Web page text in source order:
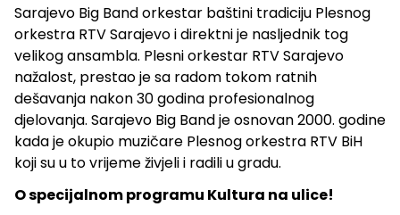
Sarajevo Big Band orkestar baštini tradiciju Plesnog
orkestra RTV Sarajevo i direktni je nasljednik tog
velikog ansambla. Plesni orkestar RTV Sarajevo
nažalost, prestao je sa radom tokom ratnih
dešavanja nakon 30 godina profesionalnog
djelovanja. Sarajevo Big Band je osnovan 2000. godine
kada je okupio muzičare Plesnog orkestra RTV BiH
koji su u to vrijeme živjeli i radili u gradu.
O specijalnom programu Kultura na ulice!